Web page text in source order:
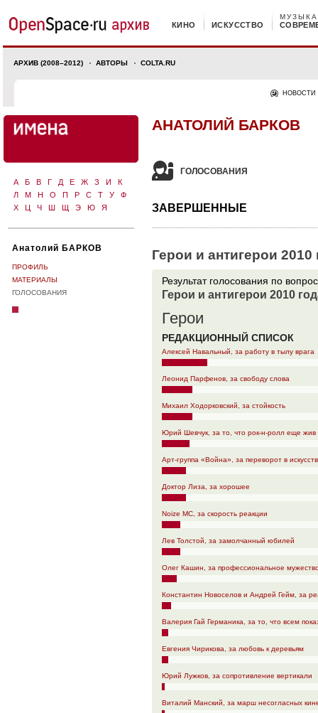
КИНО ИСКУССТВО
МУЗЫКА
АРХИВ (2008–2012) АВТОРЫ COLTA.RU
НОВОСТИ
А Б В Г Д Е Ж З И
К
Л
М Н О П Р С Т У
Ф
Х
Ц Ч Ш Щ Э Ю Я
Анатолий БАРКОВ
ПРОФИЛЬ
МАТЕРИАЛЫ
ГОЛОСОВАНИЯ
АНАТОЛИЙ БАРКОВ
ГОЛОСОВАНИЯ
ЗАВЕРШЕННЫЕ
Герои и антигерои
Результат голоcования по
Герои и антигерои 2010
Герои
РЕДАКЦИОННЫЙ СПИСОК
Алексей Навальный, за работу в тылу врага
Леонид Парфенов, за свободу слова
Михаил Ходорковский, за стойкость
Юрий Шевчук, за то, что рок-н-ролл еще жив
Арт-группа «Война», за переворот в
Доктор Лиза, за хорошее
Noize MC, за скорость реакции
Лев Толстой, за замолчанный юбилей
Олег Кашин, за профессиональное
Константин Новоселов и Андрей Гейм, за
Валерия Гай Германика, за то, что всем
Евгения Чирикова, за любовь к деревьям
Юрий Лужков, за сопротивление вертикали
Виталий Манский, за марш несогласных